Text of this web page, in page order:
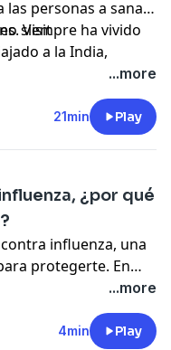
las personas a sanar
siempre ha vivido
a la India,
"Mi nombre
Sonoro que cuenta la
sufrido de todo y
e
viaje.
Visit
...more
21min Play
¿por qué
influenza, una
protegerte. En
...more
4min Play